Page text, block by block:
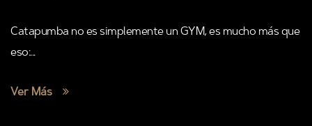
Catapumba no es simplemente un GYM, es mucho más que
eso:...
Ver Más